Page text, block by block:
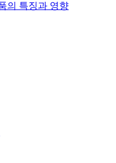
의 특징과 영향